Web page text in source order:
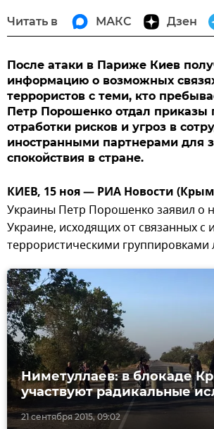
Читать в МАКС Дзен
После атаки в Париже Киев
информацию о возможных
террористов с теми, кто
Петр Порошенко отдал приказы
отработки рисков и угроз в
иностранными партнерами для
спокойствия в стране.
КИЕВ, 15 ноя — РИА Новости
Украины Петр Порошенко заявил о
Украине, исходящих от связанных с
террористическими группировками
21 сентября 2015, 09:02
Ниметуллаев: в блокаде
участвуют радикальные